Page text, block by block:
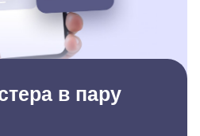
в пару